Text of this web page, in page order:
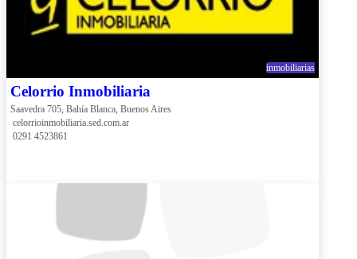
inmobiliarias
Celorrio Inmobiliaria
Saavedra 705, Bahía Blanca, Buenos Aires
celorrioinmobiliaria.sed.com.ar
0291 4523861